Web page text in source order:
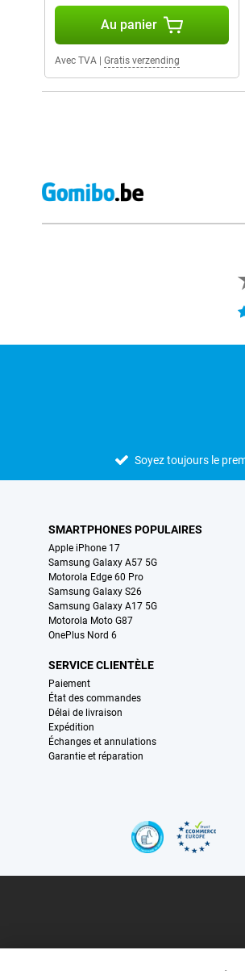
Au panier
Avec TVA Gratis verzending
Soyez toujours le
SMARTPHONES POPULAIRES
Apple iPhone 17
Samsung Galaxy A57 5G
Motorola Edge 60 Pro
Samsung Galaxy S26
Samsung Galaxy A17 5G
Motorola Moto G87
OnePlus Nord 6
SERVICE CLIENTÈLE
Paiement
État des commandes
Délai de livraison
Expédition
Échanges et annulations
Garantie et réparation